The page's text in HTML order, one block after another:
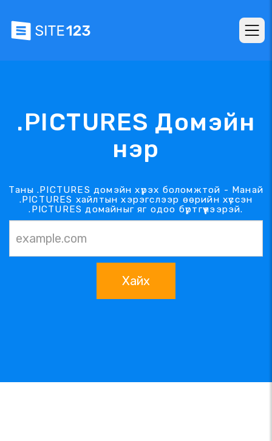
.PICTURES Домэйн
нэр
Таны .PICTURES домэйн хүрэх боломжтой - Манай
.PICTURES хайлтын хэрэгслээр өөрийн хүссэн
.PICTURES домайныг яг одоо бүртгүүлээрэй.
Хайх